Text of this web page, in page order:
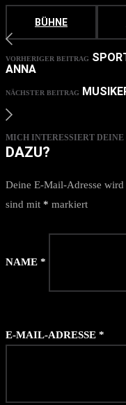
BÜHNE
VORHERIGER BEITRAG
ANNA
NÄCHSTER BEITRAG
MICH INTERESSIERT
DAZU?
Deine E-Mail-Adresse
sind mit * markiert
NAME *
E-MAIL-ADRESSE *